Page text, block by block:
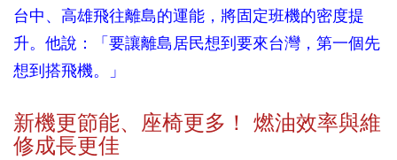
台中、高雄飛往離島的運能，將固定班機的密度提
升。他說：「要讓離島居民想到要來台灣，第一個先
想到搭飛機。」
新機更節能、座椅更多！ 燃油效率與維
修成長更佳